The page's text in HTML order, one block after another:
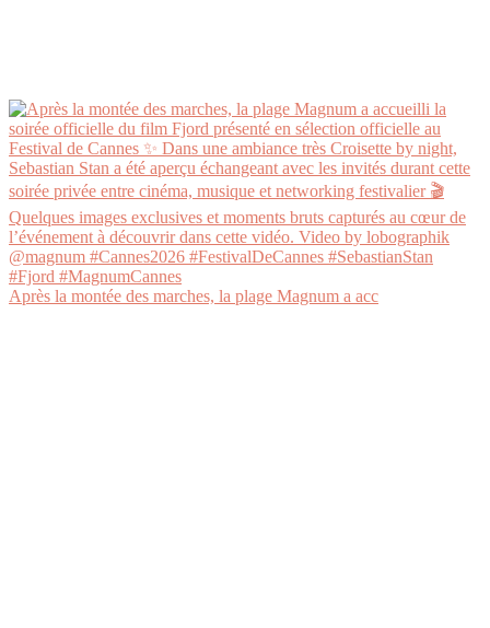
Après la montée des marches, la plage Magnum a acc